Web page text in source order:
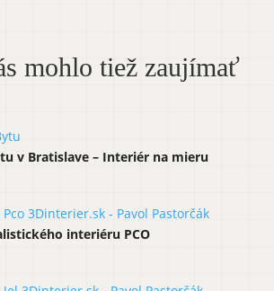
mohlo tiež zaujímať
v Bratislave – Interiér na mieru
interiéru PCO